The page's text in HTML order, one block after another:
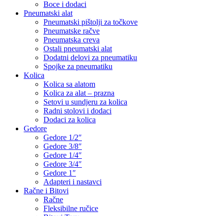
Boce i dodaci
Pneumatski alat
Pneumatski pištolji za točkove
Pneumatske račve
Pneumatska creva
Ostali pneumatski alat
Dodatni delovi za pneumatiku
Spojke za pneumatiku
Kolica
Kolica sa alatom
Kolica za alat – prazna
Setovi u sundjeru za kolica
Radni stolovi i dodaci
Dodaci za kolica
Gedore
Gedore 1/2″
Gedore 3/8″
Gedore 1/4″
Gedore 3/4″
Gedore 1″
Adapteri i nastavci
Račne i Bitovi
Račne
Fleksibilne ručice